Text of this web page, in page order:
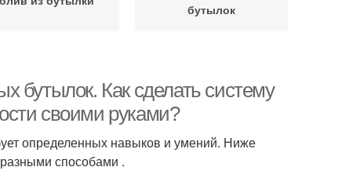
бутылок
бутылок. Как сделать систему
своими руками?
определенных навыков и умений. Ниже
способами .